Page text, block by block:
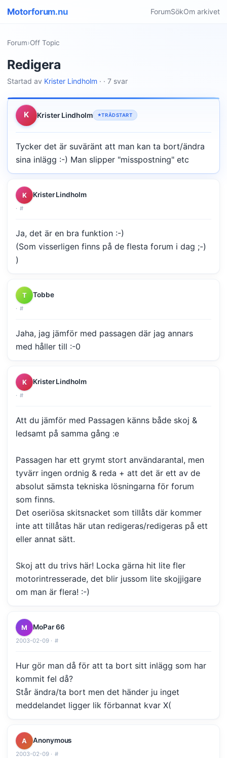
Motorforum.nu ForumSökOm arkivet
Forum›Off Topic
Redigera
Startad av Krister Lindholm · · 7 svar
K Krister Lindholm TRÅDSTART
Tycker det är suväränt att man kan ta bort/ändra
sina inlägg :-) Man slipper "misspostning" etc
K Krister Lindholm
· #
Ja, det är en bra funktion :-)
(Som visserligen finns på de flesta forum i dag ;-)
)
T Tobbe
· #
Jaha, jag jämför med passagen där jag annars
med håller till :-0
K Krister Lindholm
· #
Att du jämför med Passagen känns både skoj &
ledsamt på samma gång :e
Passagen har ett grymt stort användarantal, men
tyvärr ingen ordnig & reda + att det är ett av de
absolut sämsta tekniska lösningarna för forum
som finns.
Det oseriösa skitsnacket som tillåts där kommer
inte att tillåtas här utan redigeras/redigeras på ett
eller annat sätt.
Skoj att du trivs här! Locka gärna hit lite fler
motorintresserade, det blir jussom lite skojjigare
om man är flera! :-)
M MoPar 66
2003-02-09 · #
Hur gör man då för att ta bort sitt inlägg som har
kommit fel då?
Står ändra/ta bort men det händer ju inget
meddelandet ligger lik förbannat kvar X(
A Anonymous
2003-02-09 · #